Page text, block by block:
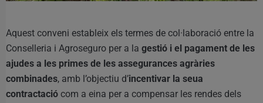
Aquest conveni estableix els termes de col·laboració entre la
Conselleria i Agroseguro per a la gestió i el pagament de les
ajudes a les primes de les assegurances agràries
combinades, amb l’objectiu d’incentivar la seua
contractació com a eina per a compensar les rendes dels